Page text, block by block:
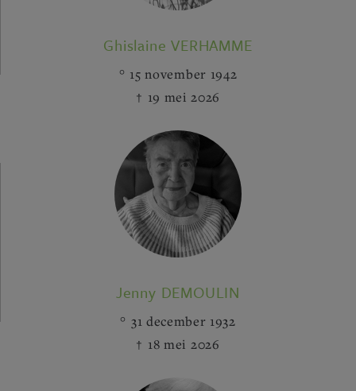
Ghislaine VERHAMME
15 november 1942
19 mei 2026
Jenny DEMOULIN
31 december 1932
18 mei 2026